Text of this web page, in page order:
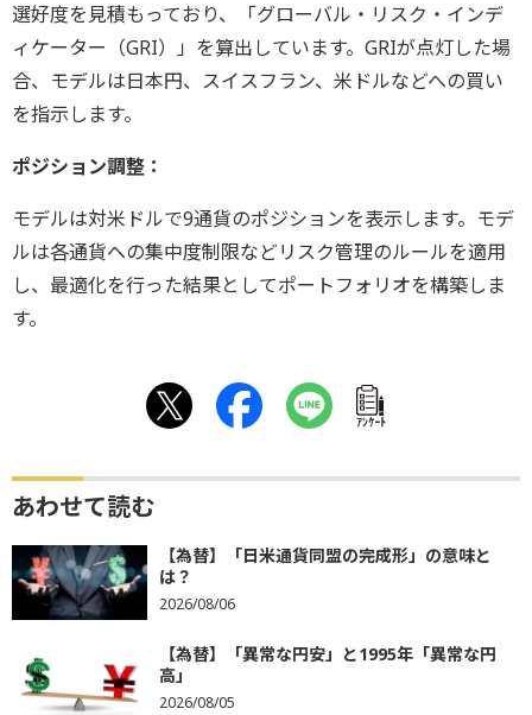
選好度を見積もっており、「グローバル・リスク・インデ
ィケーター（GRI）」を算出しています。GRIが点灯した場
合、モデルは日本円、スイスフラン、米ドルなどへの買い
を指示します。
ポジション調整：
モデルは対米ドルで9通貨のポジションを表示します。モデ
ルは各通貨への集中度制限などリスク管理のルールを適用
し、最適化を行った結果としてポートフォリオを構築しま
す。
ｱﾝｹｰﾄ
あわせて読む
【為替】「日米通貨同盟の完成形」の意味と
は？
2026/08/06
【為替】「異常な円安」と1995年「異常な円
高」
2026/08/05